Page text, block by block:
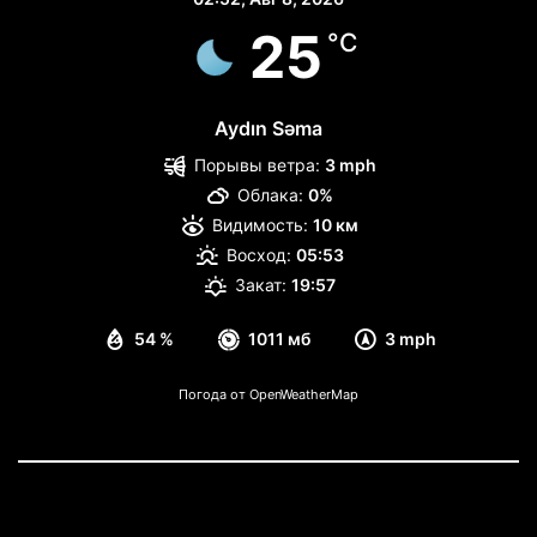
25 °C
Aydın Səma
54 % 1011 мб 3 mph
Порывы ветра: 3 mph
Облака: 0%
Видимость: 10 км
Восход: 05:53
Закат: 19:57
Погода от OpenWeatherMap